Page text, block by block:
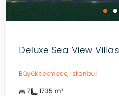
Deluxe Sea View Villas
Büyükçekmece, Istanbul
7 1735 m²